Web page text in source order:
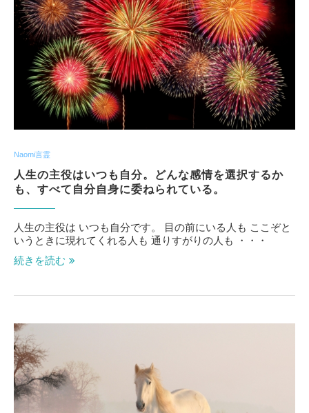
Naomi言霊
人生の主役はいつも自分。どんな感情を選択するか
も、すべて自分自身に委ねられている。
人生の主役は いつも自分です。 目の前にいる人も ここぞと
いうときに現れてくれる人も 通りすがりの人も ・・・
続きを読む